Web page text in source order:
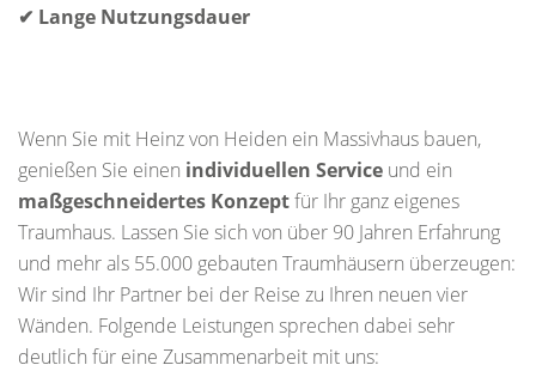
✔ Lange Nutzungsdauer
Wenn Sie mit Heinz von Heiden ein Massivhaus bauen,
genießen Sie einen individuellen Service und ein
maßgeschneidertes Konzeptfür Ihr ganz eigenes
Traumhaus. Lassen Sie sich von über 90 Jahren Erfahrung
und mehr als 55.000 gebauten Traumhäusern überzeugen:
Wir sind Ihr Partner bei der Reise zu Ihren neuen vier
Wänden. Folgende Leistungen sprechen dabei sehr
deutlich für eine Zusammenarbeit mit uns: